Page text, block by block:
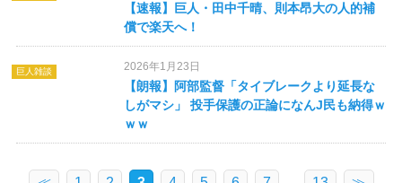
【速報】巨人・田中千晴、則本昂大の人的補
償で楽天へ！
巨人雑談 2026年1月23日
【朗報】阿部監督「タイブレークより延長な
しがマシ」 投手保護の正論になんJ民も納得ｗ
ｗｗ